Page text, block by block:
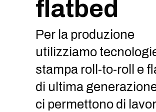
flatbed
Per la produzione
utilizziamo
stampa roll-to-roll e
di ultima
ci permettono di